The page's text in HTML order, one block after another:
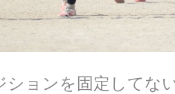
ションを固定してな